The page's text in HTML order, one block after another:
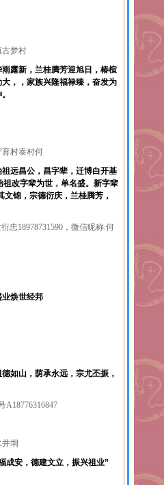
古梦村
露新，兰桂腾芳迎旭日，椿楦
，，家族兴隆福禄臻，奋发为
育村泰村何
远昌公，昌字辈，迁博白开基
改字辈为世，单名盛。新字辈
锦，宗德衍庆，兰桂腾芳，
忠18978731590，微信昵称:何
焕世经邦
如山，荫承永远，宗尤丕振，
A18776316847
井垌
成安，德建文立，振兴祖业”